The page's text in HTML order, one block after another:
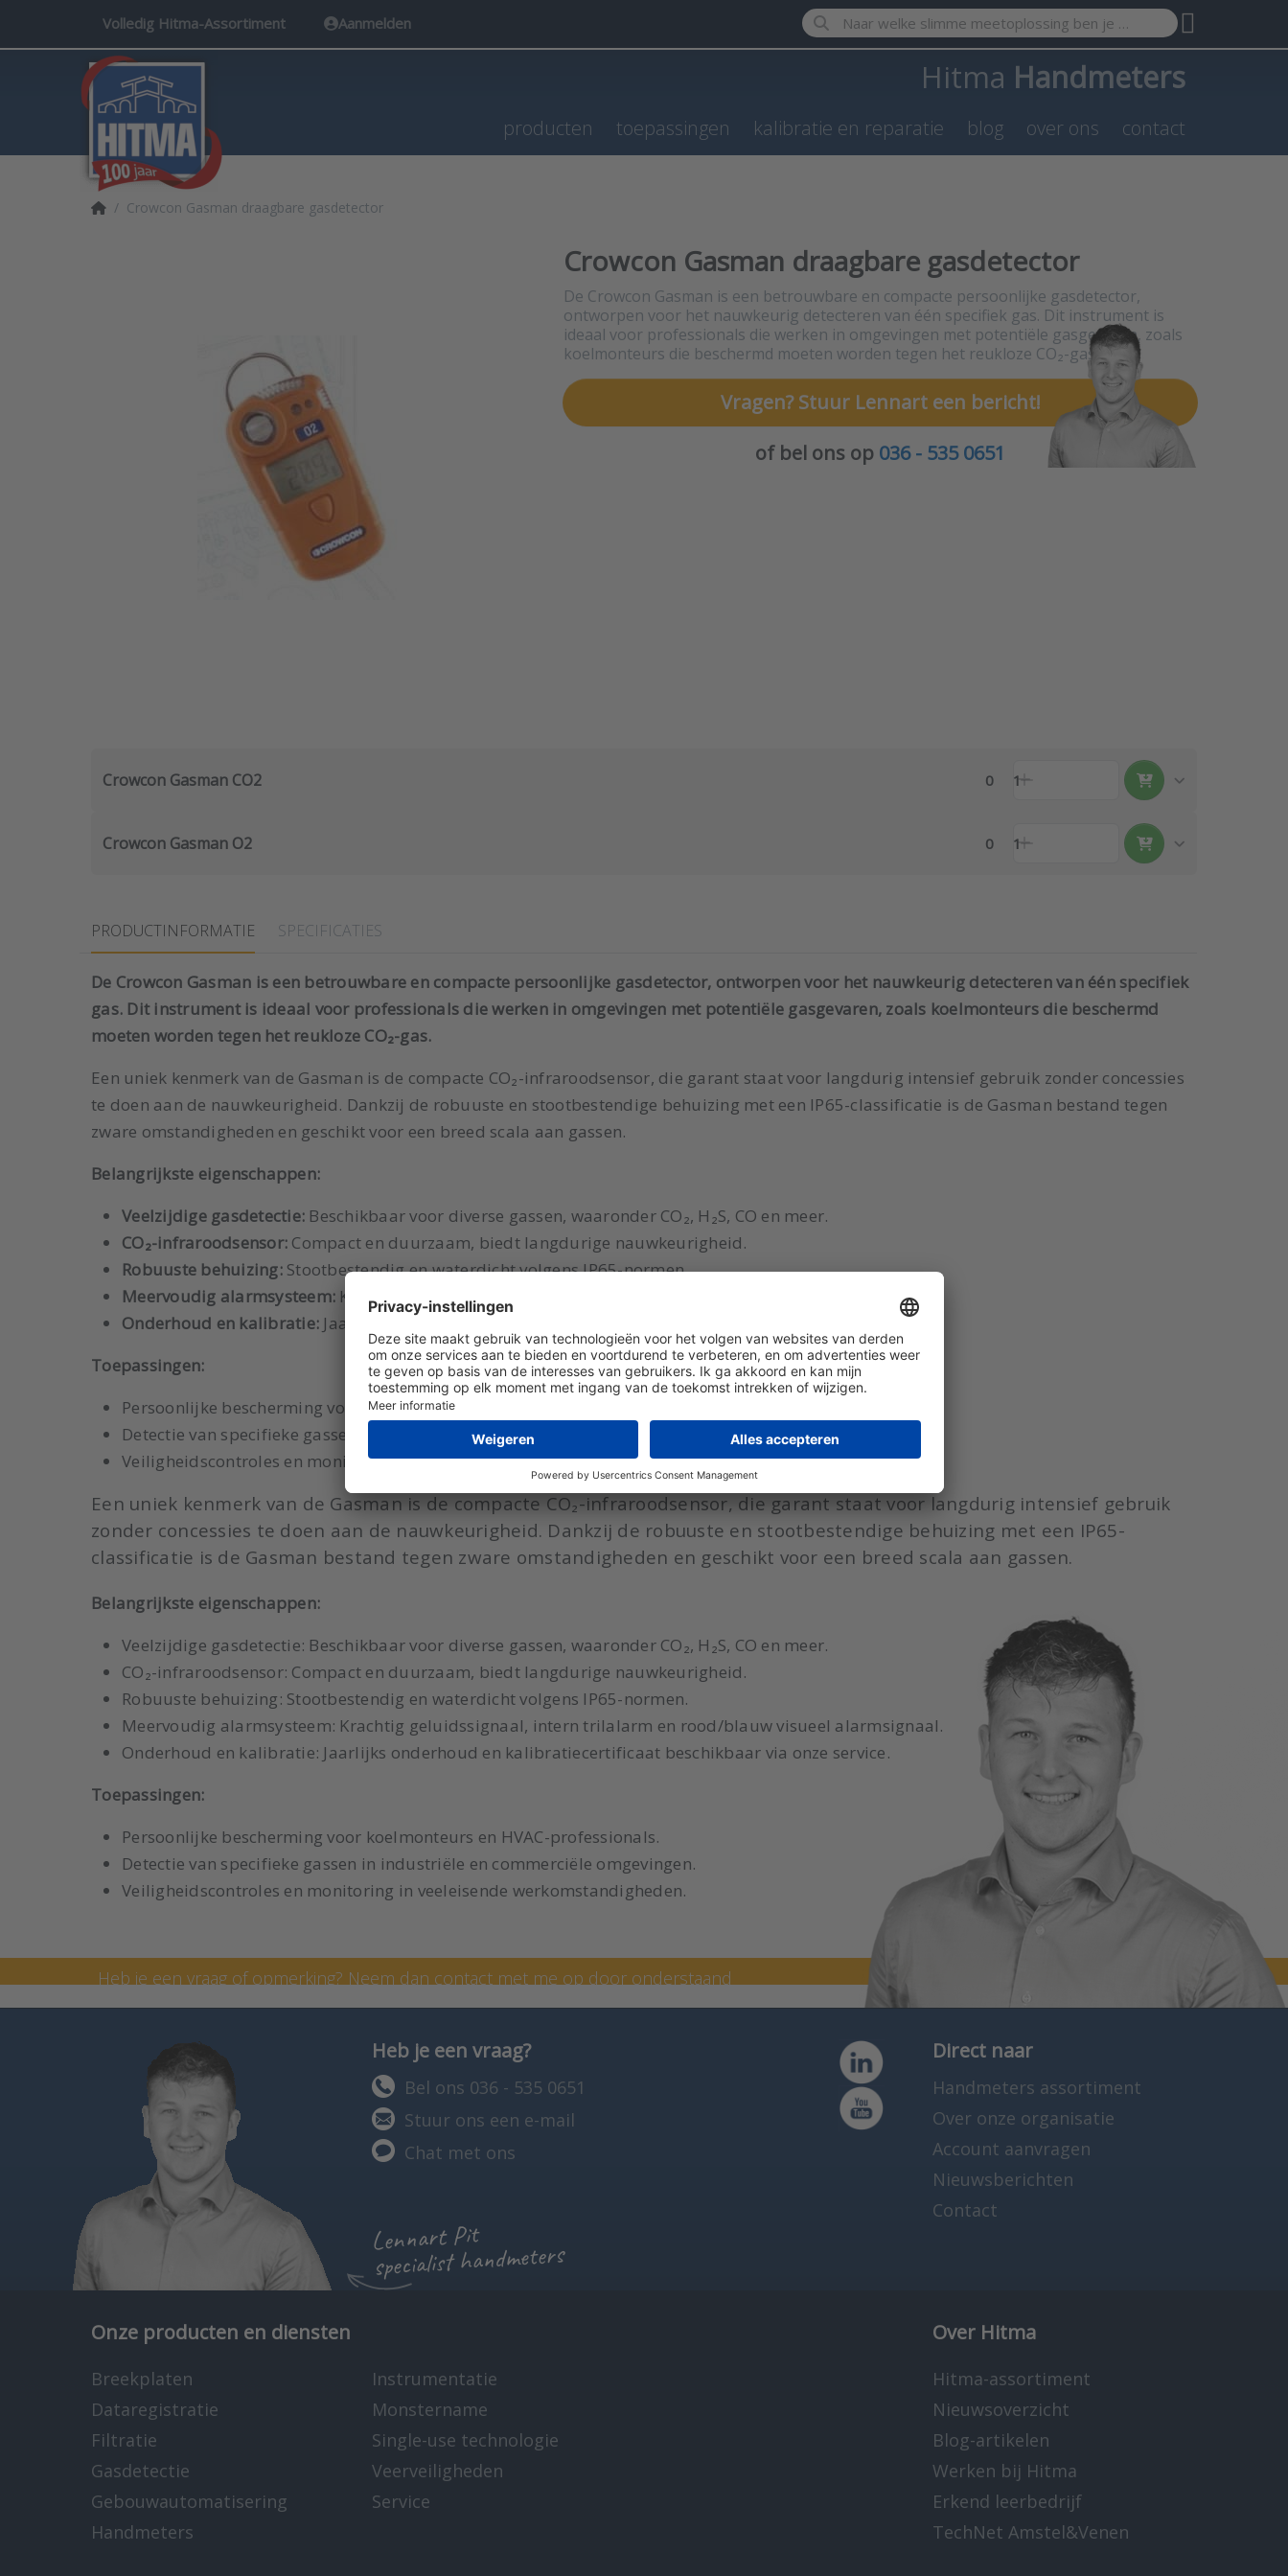
Volledig Hitma-Assortiment Aanmelden Enter a search term. Results will appear automatically as you type.
Hitma Handmeters
producten toepassingen kalibratie en reparatie blog over ons contact
Startpagina
Crowcon Gasman draagbare gasdetector
Crowcon Gasman draagbare gasdetector
De Crowcon Gasman is een betrouwbare en compacte persoonlijke gasdetector,
ontworpen voor het nauwkeurig detecteren van één specifiek gas. Dit instrument is
ideaal voor professionals die werken in omgevingen met potentiële gasgevaren, zoals
koelmonteurs die beschermd moeten worden tegen het reukloze CO₂-gas.
Vragen? Stuur Lennart een bericht!
of bel ons op 036 - 535 0651
Crowcon Gasman CO2 0 1
Crowcon Gasman O2 0 1
PRODUCTINFORMATIE SPECIFICATIES
De Crowcon Gasman is een betrouwbare en compacte persoonlijke gasdetector, ontworpen voor het nauwkeurig detecteren van één specifiek
gas. Dit instrument is ideaal voor professionals die werken in omgevingen met potentiële gasgevaren, zoals koelmonteurs die beschermd
moeten worden tegen het reukloze CO₂-gas.
Een uniek kenmerk van de Gasman is de compacte CO₂-infraroodsensor, die garant staat voor langdurig intensief gebruik zonder concessies
te doen aan de nauwkeurigheid. Dankzij de robuuste en stootbestendige behuizing met een IP65-classificatie is de Gasman bestand tegen
zware omstandigheden en geschikt voor een breed scala aan gassen.
Belangrijkste eigenschappen:
Veelzijdige gasdetectie: Beschikbaar voor diverse gassen, waaronder CO₂, H₂S, CO en meer.
CO₂-infraroodsensor: Compact en duurzaam, biedt langdurige nauwkeurigheid.
Robuuste behuizing:Stootbestendig en waterdicht volgens IP65-normen.
Meervoudig alarmsysteem: Krachtig geluidssignaal, intern trilalarm en rood/blauw visueel alarmsignaal.
Onderhoud en kalibratie: Jaarlijks onderhoud en kalibratiecertificaat beschikbaar via onze service.
Toepassingen:
Persoonlijke bescherming voor koelmonteurs en HVAC-professionals.
Detectie van specifieke gassen in industriële en commerciële omgevingen.
Veiligheidscontroles en monitoring in veeleisende werkomstandigheden.
Een uniek kenmerk van de Gasman is de compacte CO₂-infraroodsensor, die garant staat voor langdurig intensief gebruik
zonder concessies te doen aan de nauwkeurigheid. Dankzij de robuuste en stootbestendige behuizing met een IP65-
classificatie is de Gasman bestand tegen zware omstandigheden en geschikt voor een breed scala aan gassen.
Belangrijkste eigenschappen:
Veelzijdige gasdetectie: Beschikbaar voor diverse gassen, waaronder CO₂, H₂S, CO en meer.
CO₂-infraroodsensor: Compact en duurzaam, biedt langdurige nauwkeurigheid.
Robuuste behuizing: Stootbestendig en waterdicht volgens IP65-normen.
Meervoudig alarmsysteem: Krachtig geluidssignaal, intern trilalarm en rood/blauw visueel alarmsignaal.
Onderhoud en kalibratie: Jaarlijks onderhoud en kalibratiecertificaat beschikbaar via onze service.
Toepassingen:
Persoonlijke bescherming voor koelmonteurs en HVAC-professionals.
Detectie van specifieke gassen in industriële en commerciële omgevingen.
Veiligheidscontroles en monitoring in veeleisende werkomstandigheden.
Heb je een vraag of opmerking? Neem dan contact met me op door onderstaand
Heb je een vraag?
Bel ons 036 - 535 0651
Stuur ons een e-mail
Chat met ons
Lennart Pit
specialist handmeters
Direct naar
Handmeters assortiment
Over onze organisatie
Account aanvragen
Nieuwsberichten
Contact
Onze producten en diensten
Breekplaten
Dataregistratie
Filtratie
Gasdetectie
Gebouwautomatisering
Handmeters
Instrumentatie
Monstername
Single-use technologie
Veerveiligheden
Service
Over Hitma
Hitma-assortiment
Nieuwsoverzicht
Blog-artikelen
Werken bij Hitma
Erkend leerbedrijf
TechNet Amstel&Venen